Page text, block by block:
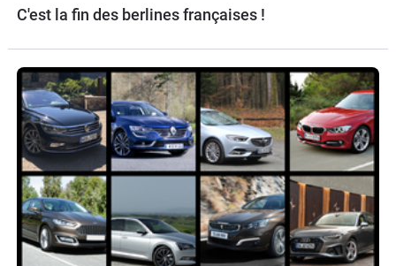
C'est la fin des berlines françaises !